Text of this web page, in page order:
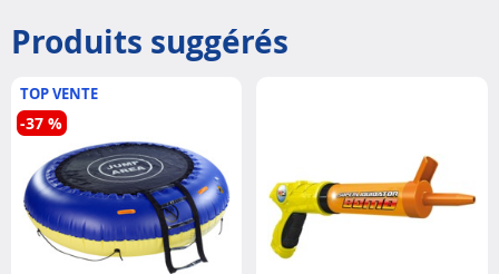
Produits suggérés
TOP VENTE
-37 %